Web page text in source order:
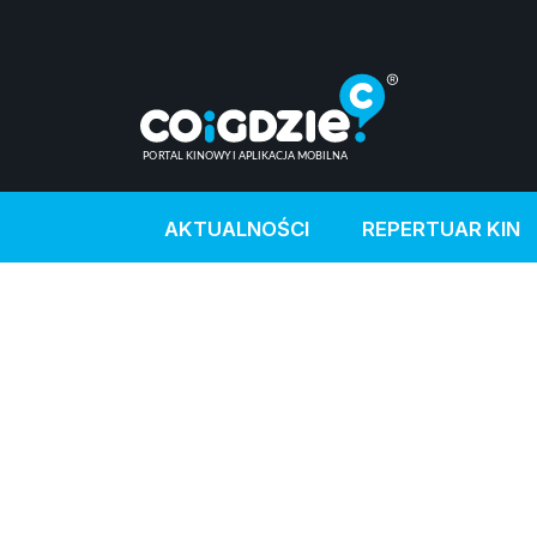
AKTUALNOŚCI REPERTUAR KIN